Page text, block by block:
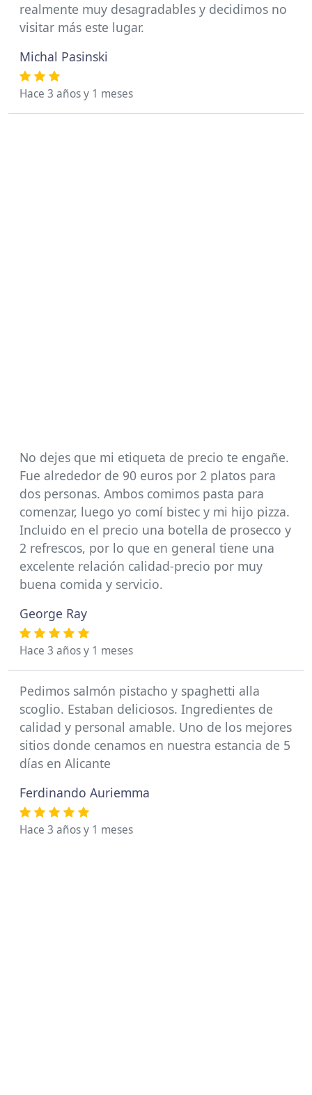
realmente muy desagradables y decidimos no
visitar más este lugar.
Michal Pasinski
Hace 3 años y 1 meses
No dejes que mi etiqueta de precio te engañe.
Fue alrededor de 90 euros por 2 platos para
dos personas. Ambos comimos pasta para
comenzar, luego yo comí bistec y mi hijo pizza.
Incluido en el precio una botella de prosecco y
2 refrescos, por lo que en general tiene una
excelente relación calidad-precio por muy
buena comida y servicio.
George Ray
Hace 3 años y 1 meses
Pedimos salmón pistacho y spaghetti alla
scoglio. Estaban deliciosos. Ingredientes de
calidad y personal amable. Uno de los mejores
sitios donde cenamos en nuestra estancia de 5
días en Alicante
Ferdinando Auriemma
Hace 3 años y 1 meses